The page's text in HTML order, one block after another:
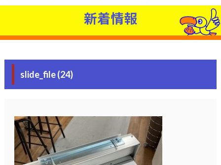
新着情報
slide_file (24)